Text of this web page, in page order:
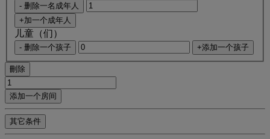
- 删除一名成年人
+加一个成年人
儿童（们）
- 删除一个孩子 +添加一个孩子
刪除
添加一个房间
其它条件